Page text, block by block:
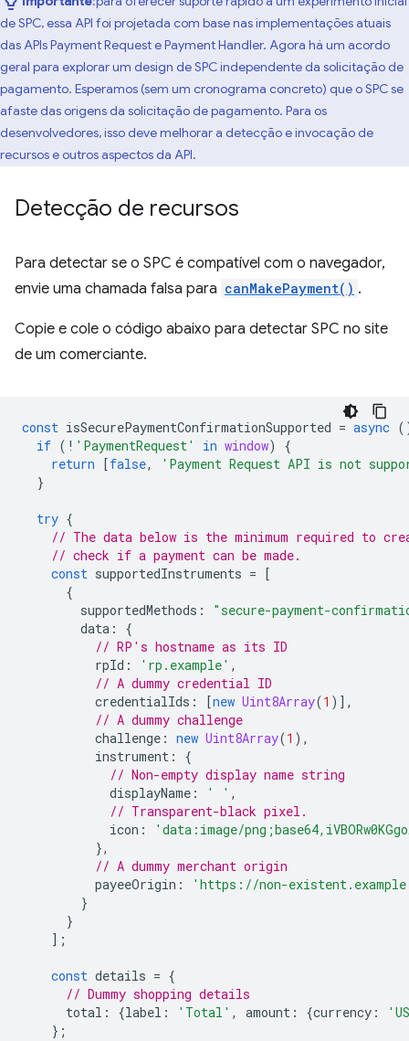
de SPC, essa API foi projetada com base nas implementações atuais
das APIs Payment Request e Payment Handler. Agora há um acordo
geral para explorar um design de SPC independente da solicitação de
pagamento. Esperamos (sem um cronograma concreto) que o SPC se
afaste das origens da solicitação de pagamento. Para os
desenvolvedores, isso deve melhorar a detecção e invocação de
recursos e outros aspectos da API.
Detecção de recursos
Para detectar se o SPC é compatível com o navegador,
envie uma chamada falsa para canMakePayment() .
Copie e cole o código abaixo para detectar SPC no site
de um comerciante.
const isSecurePaymentConfirmationSupported = async
if ( ! 'PaymentRequest' in window)
{
return
[false,
'Payment Request API is not
}
try {
// The data below is the minimum required to
// check if a payment can be made.
const supportedInstruments =
[
{
supportedMethods :
"secure-payment-
data :
{
// RP's hostname as its ID
rpId : 'rp.example' ,
// A dummy credential ID
credentialIds : [new Uint8Array(1 )],
// A dummy challenge
challenge : new Uint8Array(1 ),
instrument :
{
// Non-empty display name string
displayName : ' ' ,
// Transparent-black pixel.
icon :
'data:image/
},
// A dummy merchant origin
payeeOrigin :
'https://non-
}
}
];
const details = {
// Dummy shopping details
total : {label : 'Total' , amount : {currency :
};